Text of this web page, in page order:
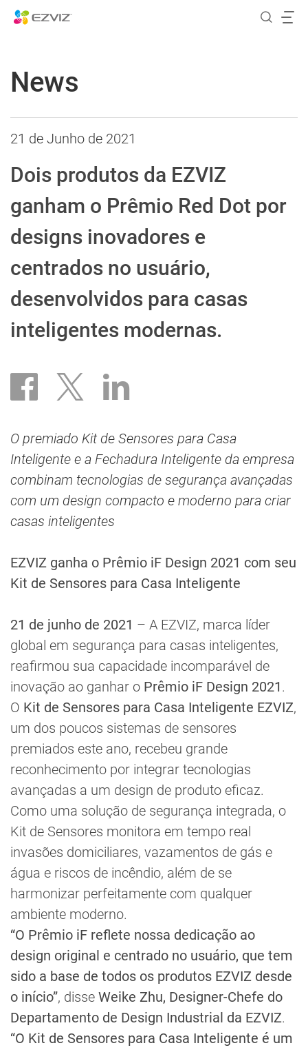
News
21 de Junho de 2021
Dois produtos da EZVIZ
ganham o Prêmio Red Dot por
designs inovadores e
centrados no usuário,
desenvolvidos para casas
inteligentes modernas.
O premiado Kit de Sensores para Casa
Inteligente e a Fechadura Inteligente da empresa
combinam tecnologias de segurança avançadas
com um design compacto e moderno para criar
casas inteligentes
EZVIZ ganha o Prêmio iF Design 2021 com seu
Kit de Sensores para Casa Inteligente
21 de junho de 2021 – A EZVIZ, marca líder
global em segurança para casas inteligentes,
reafirmou sua capacidade incomparável de
inovação ao ganhar o Prêmio iF Design 2021.
O Kit de Sensores para Casa Inteligente EZVIZ,
um dos poucos sistemas de sensores
premiados este ano, recebeu grande
reconhecimento por integrar tecnologias
avançadas a um design de produto eficaz.
Como uma solução de segurança integrada, o
Kit de Sensores monitora em tempo real
invasões domiciliares, vazamentos de gás e
água e riscos de incêndio, além de se
harmonizar perfeitamente com qualquer
ambiente moderno.
“O Prêmio iF reflete nossa dedicação ao
design original e centrado no usuário, que tem
sido a base de todos os produtos EZVIZ desde
o início”, disse Weike Zhu, Designer-Chefe do
Departamento de Design Industrial da EZVIZ.
“O Kit de Sensores para Casa Inteligente é um